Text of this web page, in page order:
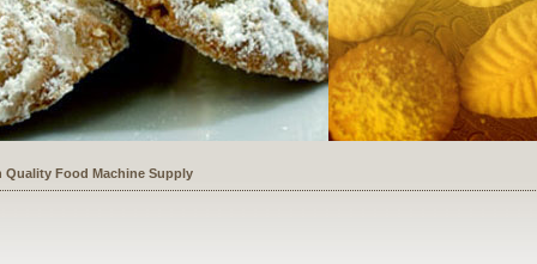
a Shoe Seller to Start a Food Business